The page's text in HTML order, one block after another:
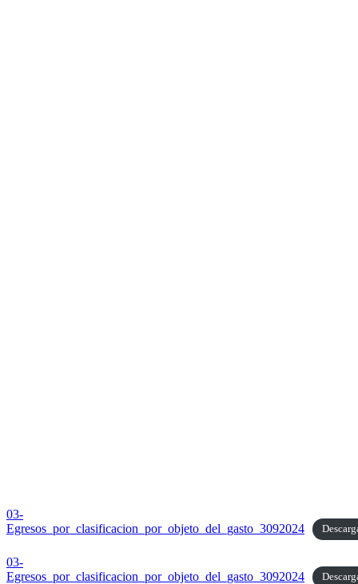
03-
Egresos_por_clasificacion_por_objeto_del_gasto_3092024
03-
Egresos_por_clasificacion_por_objeto_del_gasto_3092024